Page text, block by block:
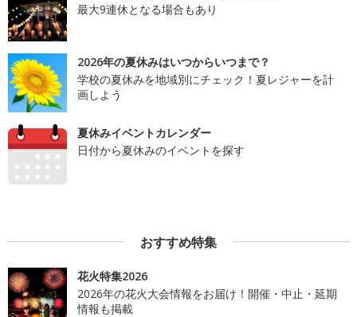
最大9連休となる場合もあり
2026年の夏休みはいつからいつまで？
学校の夏休みを地域別にチェック！夏レジャーを計
画しよう
夏休みイベントカレンダー
日付から夏休みのイベントを探す
おすすめ特集
花火特集2026
2026年の花火大会情報をお届け！開催・中止・延期
情報も掲載